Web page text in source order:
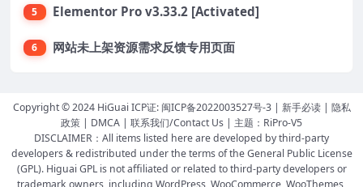
5 Elementor Pro v3.33.2 [Activated]
6 网站未上架资源需求反馈专用页面
Copyright © 2024 HiGuai ICP证: 闽ICP备2022003527号-3| 新手必读| 隐私
政策 | DMCA | 联系我们/Contact Us | 主题： RiPro-V5
DISCLAIMER：All items listed here are developed by third-party
developers & redistributed under the terms of the General Public License
(GPL). Higuai GPL is not affiliated or related to third-party developers or
trademark owners, including WordPress, WooCommerce, WooThemes,